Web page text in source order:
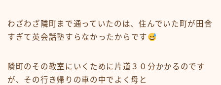
わざわざ隣町まで通っていたのは、住んでいた町が田舎
すぎて英会話塾すらなかった からです
隣町のその教室にいくために片道３０分かかるのです
が、その行き帰りの車の中でよく母と